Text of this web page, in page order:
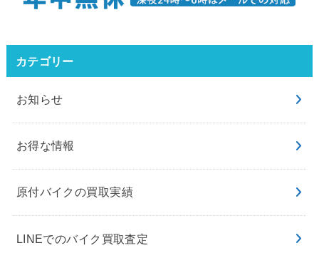
カテゴリー
お知らせ
お得な情報
原付バイクの買取実績
LINEでのバイク買取査定